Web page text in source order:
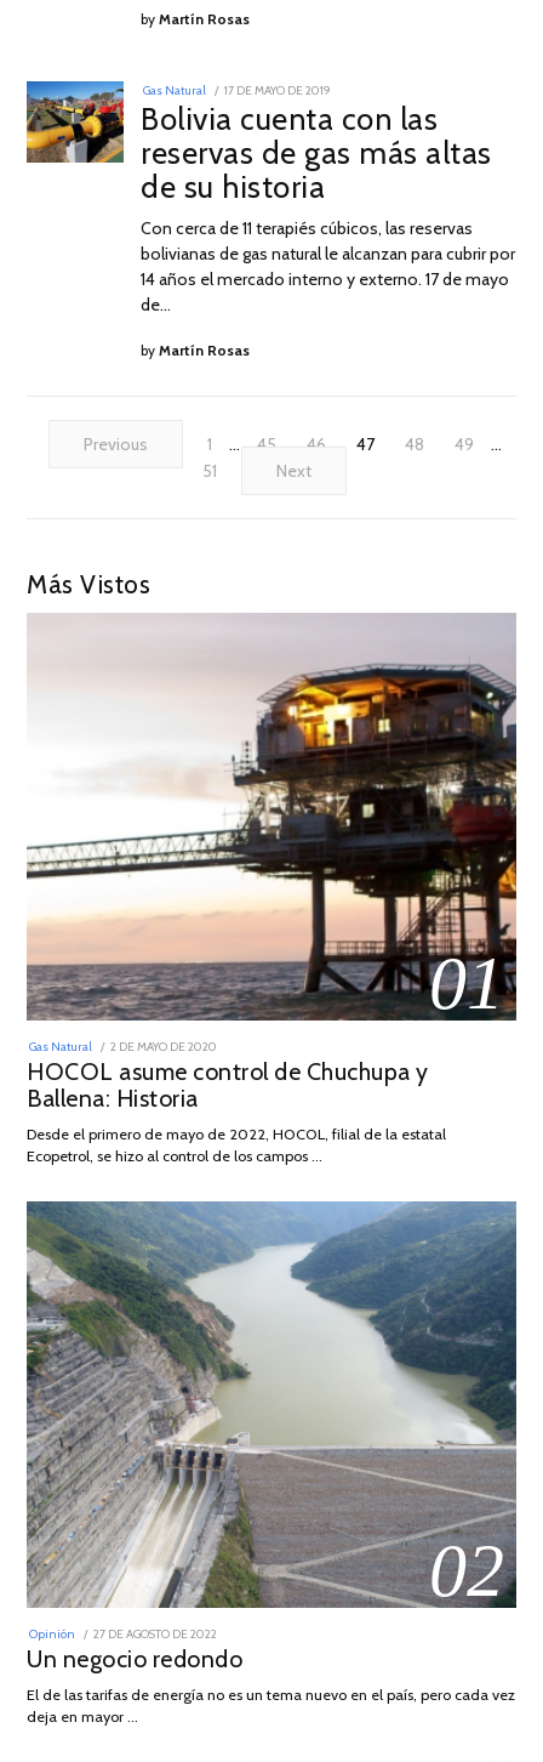
byMartín Rosas
Gas Natural
POSTED
17 DE MAYO DE 2019
MAYO
DE
2019
Bolivia cuenta con las
reservas de gas más altas
de su historia
Con cerca de 11 terapiés cúbicos, las reservas
bolivianas de gas natural le alcanzan para cubrir por
14 años el mercado interno y externo. 17 de mayo
de…
byMartín Rosas
Previous 1 … 45 46 47 48 49
…
51
Next
Más Vistos
01
Gas Natural
POSTED
2 DE MAYO DE 2020
DE
FEBRERO
HOCOL asume control de Chuchupa y
Ballena: Historia
Desde el primero de mayo de 2022, HOCOL, filial de la estatal
Ecopetrol, se hizo al control de los campos …
02
Opinión
POSTED
27 DE AGOSTO DE 2022
DE
AGOSTO
Un negocio redondo
El de las tarifas de energía no es un tema nuevo en el país, pero cada vez
deja en mayor …